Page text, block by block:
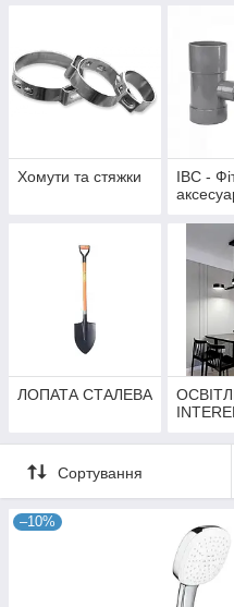
Хомути та стяжки
IBC -
ЛОПАТА СТАЛЕВА
Сортування
–10%